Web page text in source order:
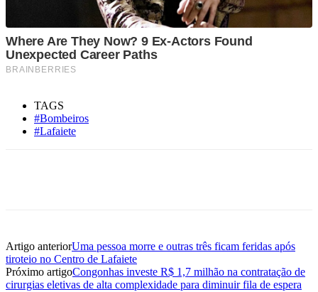
TAGS
#Bombeiros
#Lafaiete
Artigo anteriorUma pessoa morre e outras três ficam feridas após
tiroteio no Centro de Lafaiete
Próximo artigoCongonhas investe R$ 1,7 milhão na contratação de
cirurgias eletivas de alta complexidade para diminuir fila de espera